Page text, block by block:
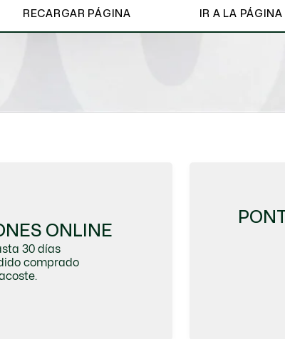
RECARGAR PÁGINA IR A LA
ONLINE
30 días
comprado